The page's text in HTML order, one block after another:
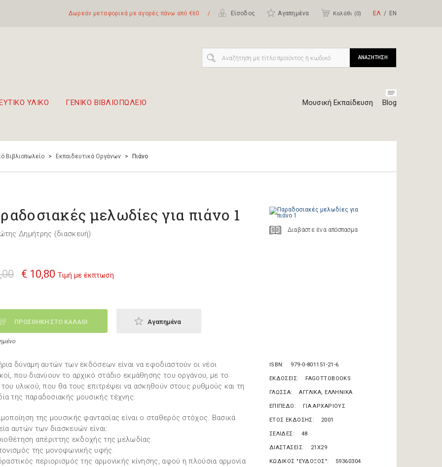
Δωρεάν μεταφορικά με αγορές πάνω από €60 / Είσοδος Αγαπημένα Καλάθι (0) ΕΛ ΕΝ
ΥΛΙΚΟ ΓΕΝΙΚΟ ΒΙΒΛΙΟΠΩΛΕΙΟ Μουσική Εκπαίδευση Blog
ΑΝΑΖΗΤΗΣΗ
Βιβλιοπωλείο > Εκπαιδευτικά Οργάνων > Πιάνο
μελωδίες για πιάνο 1
Δημήτρης (διασκευή)
€ 10,80 Τιμή με έκπτωση
ΠΡΟΣΘΗΚΗ ΣΤΟ ΚΑΛΑΘΙ Αγαπημένα
Διαβάστε ένα απόσπασμα
δύναμη αυτών των εκδόσεων είναι να εφοδιαστούν οι νέοι
που διανύουν το αρχικό στάδιο εκμάθησης του οργάνου, με το
του υλικού, που θα τους επιτρέψει να ασκηθούν στους ρυθμούς και τη
της παραδοσιακής μουσικής τέχνης.
της μουσικής φαντασίας είναι ο σταθερός στόχος. Βασικά
αυτών των διασκευών είναι:
απέριττης εκδοχής της μελωδίας.
της μονοφωνικής υφής.
περιορισμός της αρμονικής κίνησης, αφού η πλούσια αρμονία
ISBN 979-0-801151-21-6
ΕΚΔΟΣΕΙΣ FAGOTTOBOOKS
ΓΛΩΣΣΑ ΑΓΓΛΙΚΑ, ΕΛΛΗΝΙΚΑ
ΕΠΙΠΕΔΟ ΓΙΑ ΑΡΧΑΡΙΟΥΣ
ΕΤΟΣ ΕΚΔΟΣΗΣ 2001
ΣΕΛΙΔΕΣ 48
ΔΙΑΣΤΑΣΕΙΣ 21X29
ΚΩΔΙΚΟΣ "ΕΥΔΟΞΟΣ" 59360304